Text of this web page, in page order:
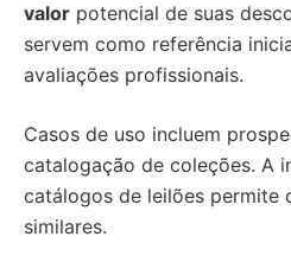
valor potencial de suas
servem como referência
avaliações profissionais.
Casos de uso incluem
catalogação de coleções. A
catálogos de leilões permite
similares.